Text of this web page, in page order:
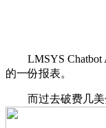
LMSYS Chatbot
的一份报表。
而过去破费几美分